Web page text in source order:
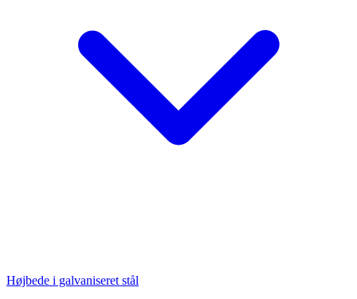
Højbede i galvaniseret stål